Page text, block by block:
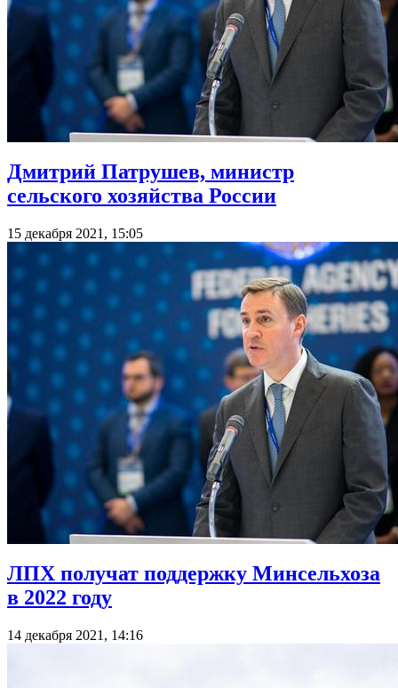
Дмитрий Патрушев, министр
сельского хозяйства России
15 декабря 2021, 15:05
ЛПХ получат поддержку Минсельхоза
в 2022 году
14 декабря 2021, 14:16